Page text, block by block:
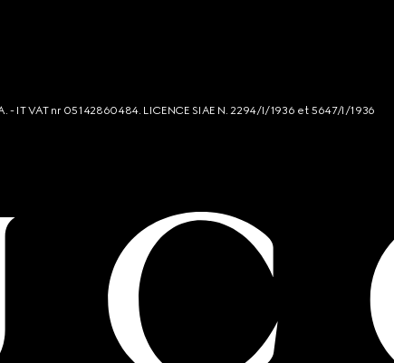
- IT VAT nr 05142860484. LICENCE SIAE N. 2294/I/1936 et 5647/I/1936